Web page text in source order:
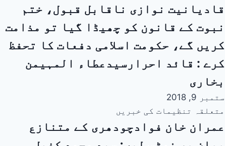
قادیانیت نوازی ناقابل قبول، ختم
نبوت کے قانون کو چھیڈا گیا تو مذامت
کریں گے، حکومت اسلامی دفعات کا تحفظ
کرے : قائد احرارسیدعطاء المہیمن
بخاری
ستمبر 9, 2018
متعلقہ تنظیمات کی خبریں
عمران خان فوادچودھری کے متنازع